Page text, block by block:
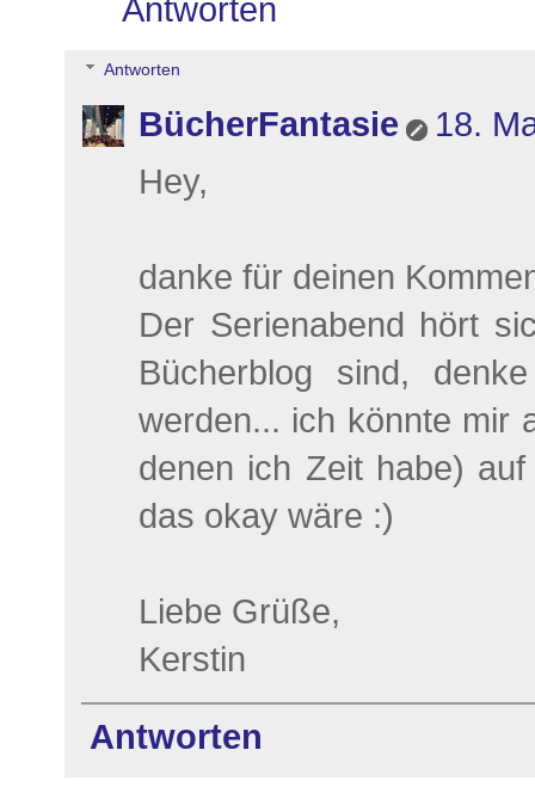
Antworten
Antworten
BücherFantasie
18.
Hey,
danke für deinen
Der Serienabend hört
Bücherblog sind,
werden... ich könnte mir
denen ich Zeit habe)
das okay wäre :)
Liebe Grüße,
Kerstin
Antworten